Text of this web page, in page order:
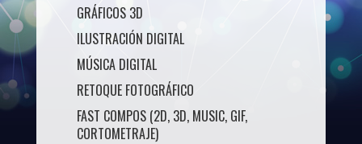
GRÁFICOS 3D
ILUSTRACIÓN DIGITAL
MÚSICA DIGITAL
RETOQUE FOTOGRÁFICO
FAST COMPOS (2D, 3D, MUSIC, GIF,
CORTOMETRAJE)